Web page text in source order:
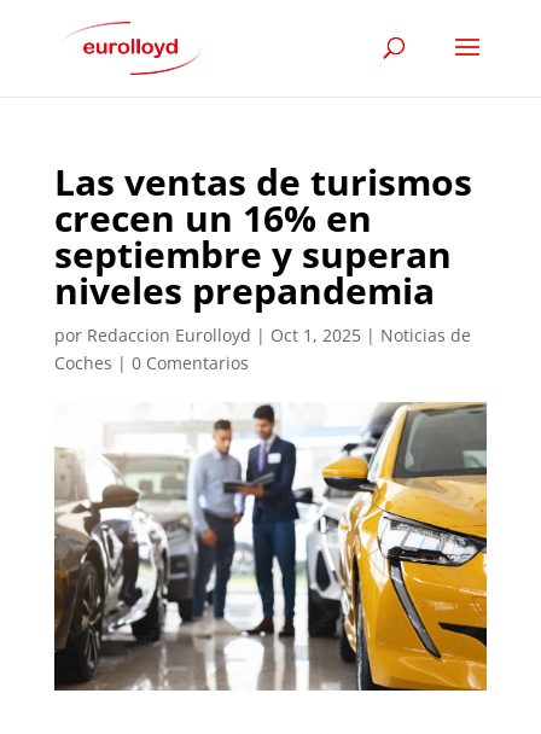
Las ventas de turismos
crecen un 16% en
septiembre y superan
niveles prepandemia
por Redaccion Eurolloyd | Oct 1, 2025| Noticias de
Coches | 0 Comentarios